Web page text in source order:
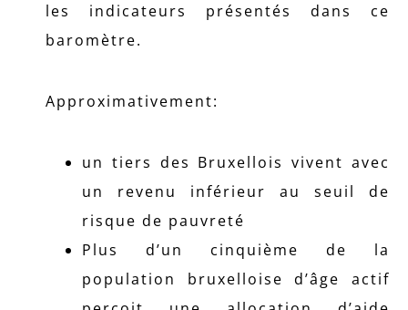
les indicateurs présentés dans ce
baromètre.
Approximativement:
un tiers des Bruxellois vivent avec
un revenu inférieur au seuil de
risque de pauvreté
Plus d’un cinquième de la
population bruxelloise d’âge actif